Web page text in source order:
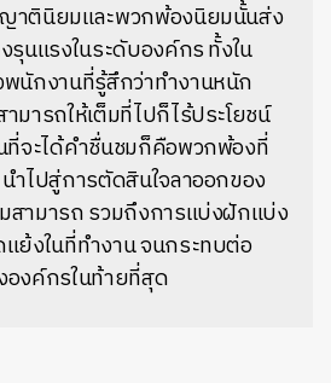
าตินิยมและพวกพ้องนิยมนั้นส่ง
รุนแรงในระดับองค์กร ทั้งใน
พนักงานที่รู้สึกว่าทำงานหนัก
มารถให้เต็มที่ไปก็ไร้ประโยชน์
ที่จะได้คำชื่นชมก็คือพวกพ้องที่
ำไปสู่การตัดสินใจลาออกของ
สามารถ รวมถึงการแบ่งฝักแบ่ง
ย้งในที่ทำงาน จนกระทบต่อ
งค์กรในท้ายที่สุด